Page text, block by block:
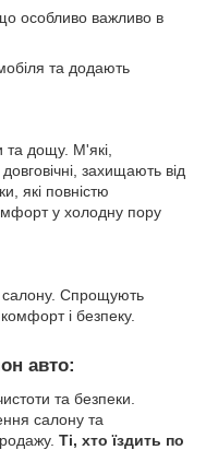
особливо важливо в
та додають
та дощу. М'які,
захищають від
які повністю
у холодну пору
салону. Спрощують
і безпеку.
авто:
та безпеки.
салону та
Ті, хто їздить по